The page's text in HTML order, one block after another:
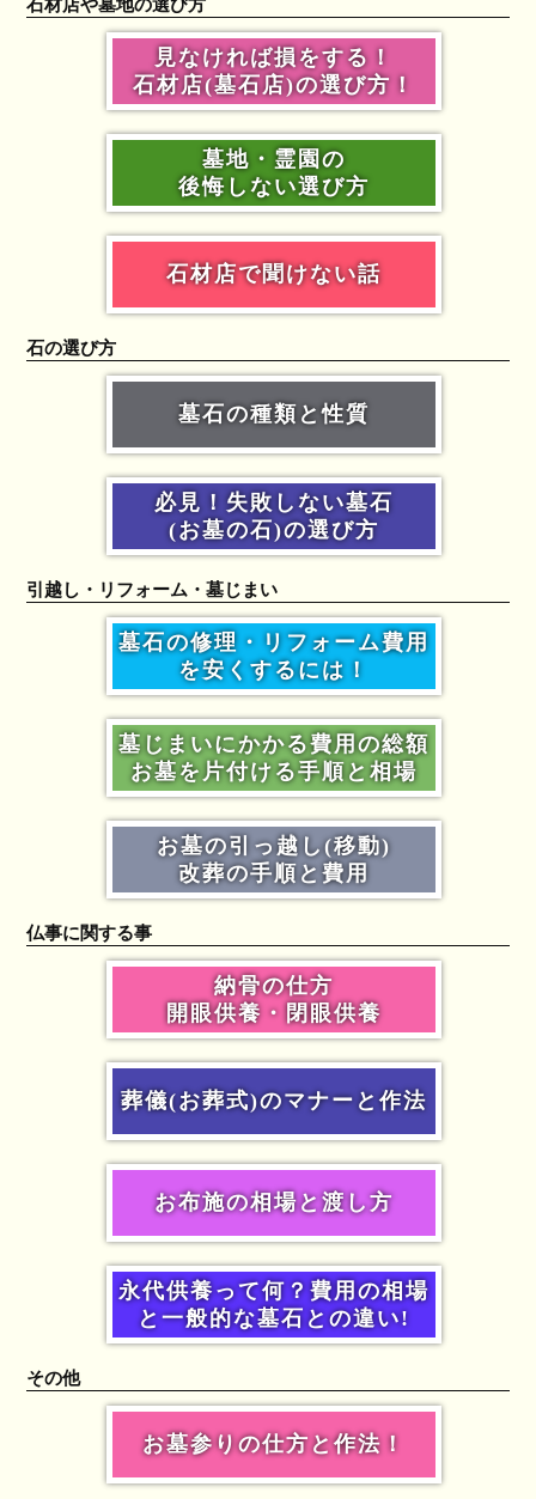
石材店や墓地の選び方
見なければ損をする！
石材店(墓石店)の選び方！
墓地・霊園の
後悔しない選び方
石材店で聞けない話
石の選び方
墓石の種類と性質
必見！失敗しない墓石
(お墓の石)の選び方
引越し・リフォーム・墓じまい
墓石の修理・リフォーム費用
を安くするには！
墓じまいにかかる費用の総額
お墓を片付ける手順と相場
お墓の引っ越し(移動)
改葬の手順と費用
仏事に関する事
納骨の仕方
開眼供養・閉眼供養
葬儀(お葬式)のマナーと作法
お布施の相場と渡し方
永代供養って何？費用の相場
と一般的な墓石との違い!
その他
お墓参りの仕方と作法！